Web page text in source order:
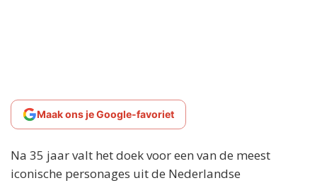
Maak ons je Google-favoriet
Na 35 jaar valt het doek voor een van de meest
iconische personages uit de Nederlandse